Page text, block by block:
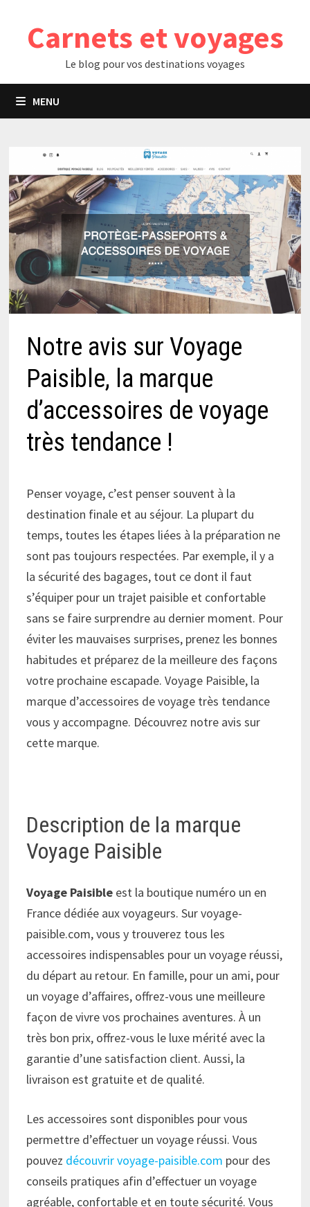
contenuCarnets et voyages
Le blog pour vos destinations voyages
MENU
Notre avis sur Voyage
Paisible, la marque
d’accessoires de voyage
très tendance !
Penser voyage, c’est penser souvent à la
destination finale et au séjour. La plupart du
temps, toutes les étapes liées à la préparation ne
sont pas toujours respectées. Par exemple, il y a
la sécurité des bagages, tout ce dont il faut
s’équiper pour un trajet paisible et confortable
sans se faire surprendre au dernier moment. Pour
éviter les mauvaises surprises, prenez les bonnes
habitudes et préparez de la meilleure des façons
votre prochaine escapade. Voyage Paisible, la
marque d’accessoires de voyage très tendance
vous y accompagne. Découvrez notre avis sur
cette marque.
Description de la marque
Voyage Paisible
Voyage Paisible est la boutique numéro un en
France dédiée aux voyageurs. Sur voyage-
paisible.com, vous y trouverez tous les
accessoires indispensables pour un voyage réussi,
du départ au retour. En famille, pour un ami, pour
un voyage d’affaires, offrez-vous une meilleure
façon de vivre vos prochaines aventures. À un
très bon prix, offrez-vous le luxe mérité avec la
garantie d’une satisfaction client. Aussi, la
livraison est gratuite et de qualité.
Les accessoires sont disponibles pour vous
permettre d’effectuer un voyage réussi. Vous
pouvez découvrir voyage-paisible.com pour des
conseils pratiques afin d’effectuer un voyage
agréable, confortable et en toute sécurité. Vous